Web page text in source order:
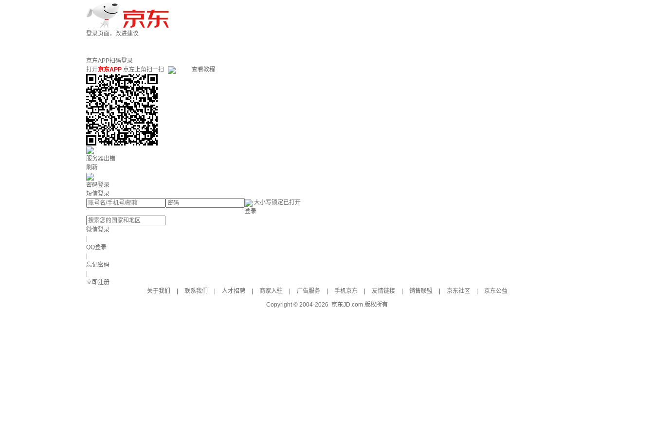
登录页面，改进建议
京东APP扫码登录
打开京东APP 点左上角扫一扫 查看教程
服务器出错
刷新
密码登录
短信登录
大小写锁定已打开
登录
微信登录
QQ登录
忘记密码
立即注册
关于我们
联系我们 人才招聘 商家入驻 广告服务 手机京东 友情链接 销售联盟 京东社区
京东公益
Copyright © 2004-2026 京东JD.com 版权所有